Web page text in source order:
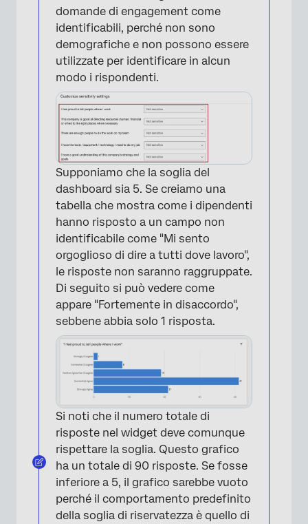
domande di engagement come
identificabili, perché non sono
demografiche e non possono essere
utilizzate per identificare in alcun
modo i rispondenti.
Supponiamo che la soglia del
dashboard sia 5. Se creiamo una
tabella che mostra come i dipendenti
hanno risposto a un campo non
identificabile come "Mi sento
orgoglioso di dire a tutti dove lavoro",
le risposte non saranno raggruppate.
Di seguito si può vedere come
appare "Fortemente in disaccordo",
sebbene abbia solo 1 risposta.
Si noti che il numero totale di
risposte nel widget deve comunque
rispettare la soglia. Questo grafico
ha un totale di 90 risposte. Se fosse
inferiore a 5, il grafico sarebbe vuoto
perché il comportamento predefinito
della soglia di riservatezza è quello di